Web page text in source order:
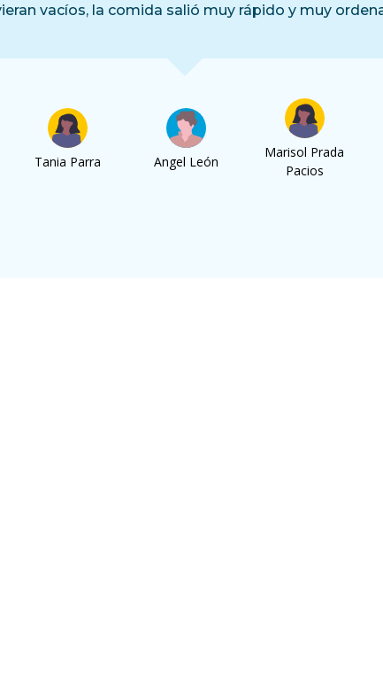
vacíos, la comida salió muy rápido y muy
Tania Parra Angel León
Marisol Prada
Pacios